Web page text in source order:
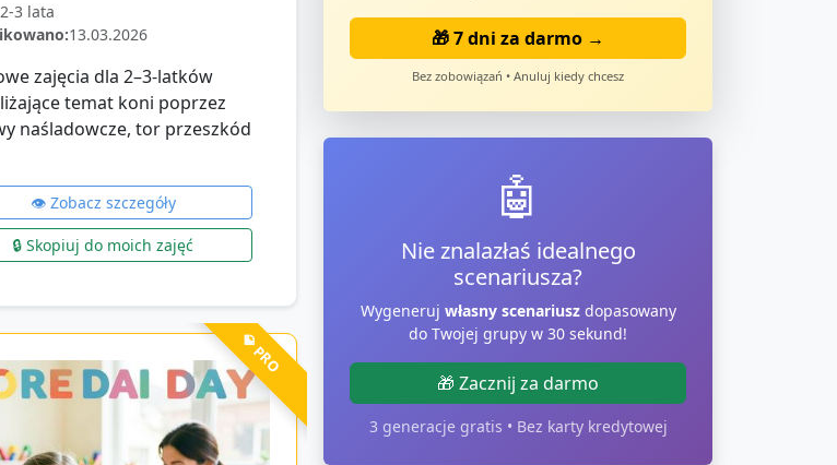
2-3 lata
13.03.2026
zajęcia dla 2–3-latków
temat koni poprzez
naśladowcze, tor przeszkód
👁️ Zobacz szczegóły
🔒 Skopiuj do moich zajęć
💎 PRO
🎁 7 dni za darmo →
Bez zobowiązań • Anuluj kiedy chcesz
🤖
Nie znalazłaś idealnego
scenariusza?
Wygeneruj własny scenariuszdopasowany
do Twojej grupy w 30 sekund!
🎁 Zacznij za darmo
3 generacje gratis • Bez karty kredytowej